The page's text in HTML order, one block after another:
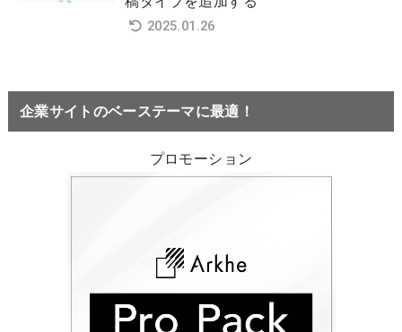
2025.01.26
企業サイトのベーステーマに最適！
プロモーション